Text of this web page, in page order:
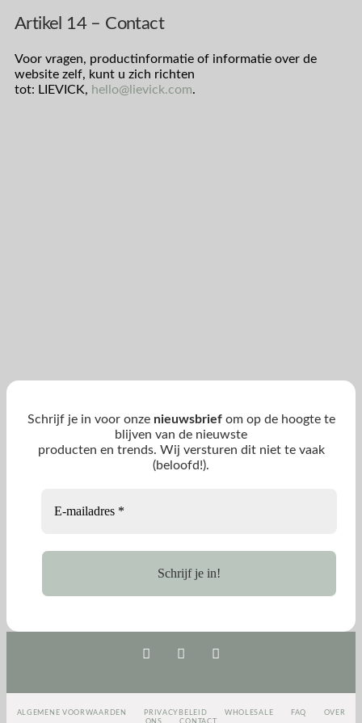
Artikel 14 – Contact
Voor vragen, productinformatie of informatie over de
website zelf, kunt u zich richten
tot: LIEVICK, hello@lievick.com.
Schrijf je in voor onze nieuwsbriefom op de hoogte te
blijven van de nieuwste
producten en trends. Wij versturen dit niet te vaak
(beloofd!).
ALGEMENE VOORWAARDEN PRIVACYBELEID WHOLESALE FAQ
OVER